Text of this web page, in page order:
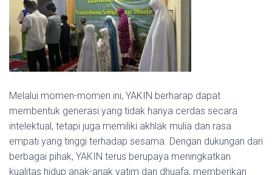
Melalui momen-momen ini, YAKIN berharap dapat
membentuk generasi yang tidak hanya cerdas secara
intelektual, tetapi juga memiliki akhlak mulia dan rasa
empati yang tinggi terhadap sesama. Dengan dukungan dari
berbagai pihak, YAKIN terus berupaya meningkatkan
kualitas hidup anak-anak yatim dan dhuafa, memberikan